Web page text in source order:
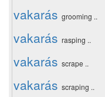
vakarás grooming ..
vakarás rasping ..
vakarás scrape ..
vakarás scraping ..